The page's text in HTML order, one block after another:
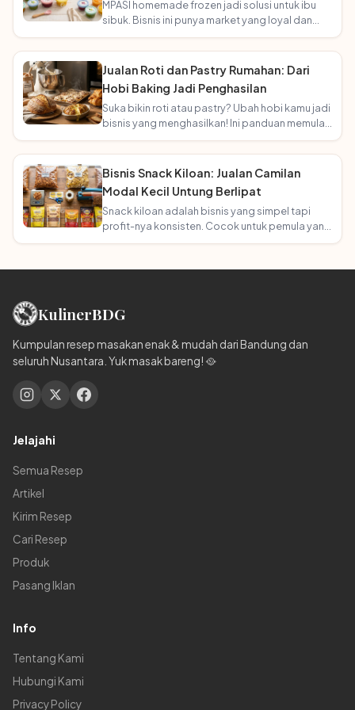
MPASI homemade frozen jadi solusi untuk ibu
sibuk. Bisnis ini punya market yang loyal dan
terus bertambah seiring angka kelahiran!
Jualan Roti dan Pastry Rumahan: Dari
Hobi Baking Jadi Penghasilan
Suka bikin roti atau pastry? Ubah hobi kamu jadi
bisnis yang menghasilkan! Ini panduan memulai
usaha bakery rumahan.
Bisnis Snack Kiloan: Jualan Camilan
Modal Kecil Untung Berlipat
Snack kiloan adalah bisnis yang simpel tapi
profit-nya konsisten. Cocok untuk pemula yang
mau mulai tanpa ribet!
KulinerBDG
Kumpulan resep masakan enak & mudah dari Bandung dan
seluruh Nusantara. Yuk masak bareng! 🥘
Jelajahi
Semua Resep
Artikel
Kirim Resep
Cari Resep
Produk
Pasang Iklan
Info
Tentang Kami
Hubungi Kami
Privacy Policy